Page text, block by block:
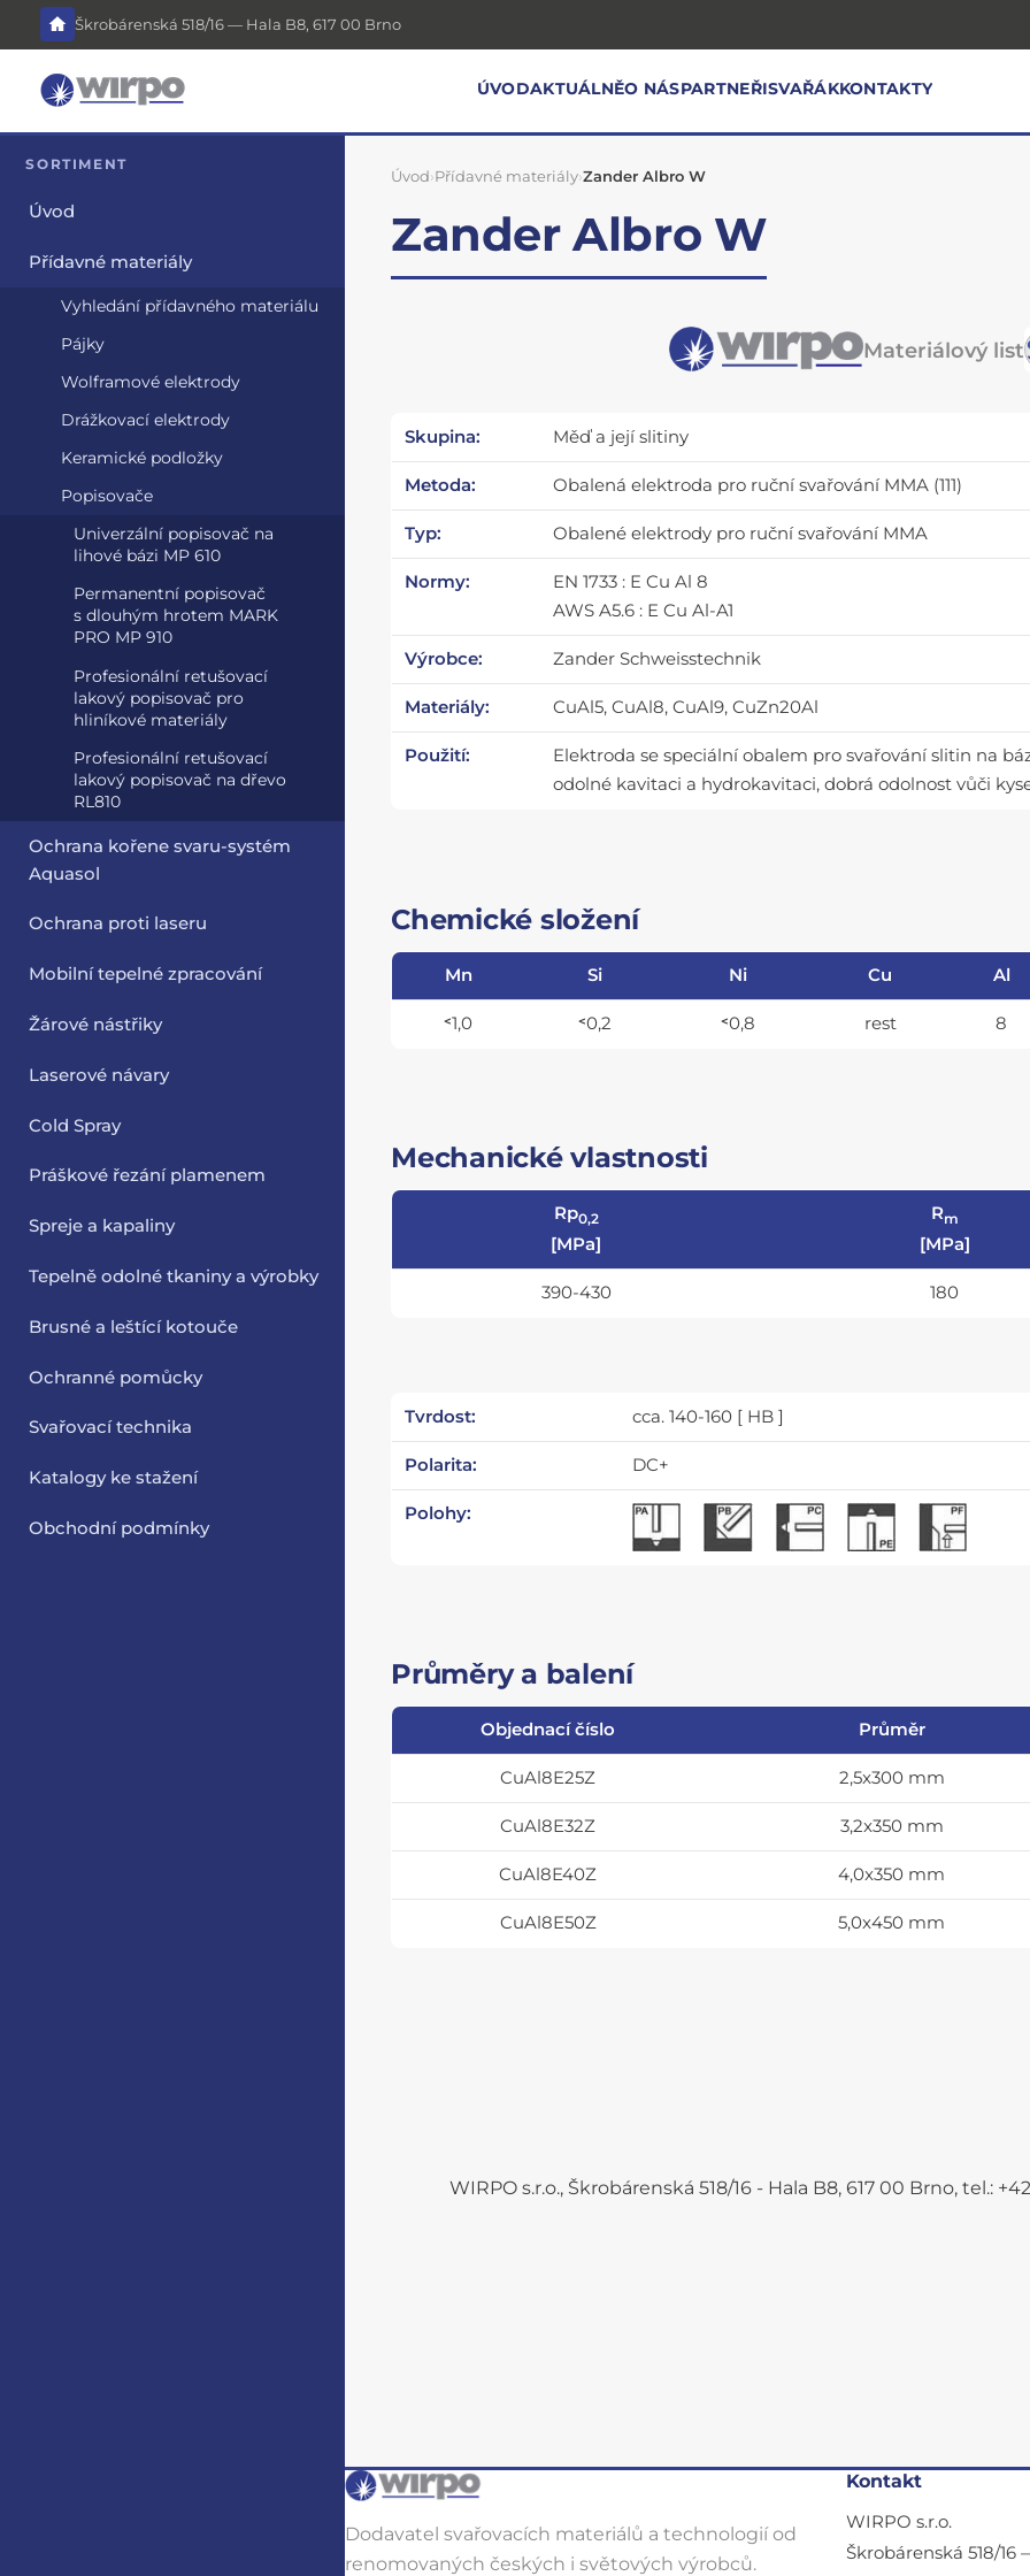
Škrobárenská 518/16 — Hala B8, 617 00 Brno
ÚVODAKTUÁLNĚO NÁSPARTNEŘISVAŘÁKKONTAKTY
SORTIMENT
Úvod
Přídavné materiály
Vyhledání přídavného materiálu
Pájky
Wolframové elektrody
Drážkovací elektrody
Keramické podložky
Popisovače
Univerzální popisovač na
lihové bázi MP 610
Permanentní popisovač
s dlouhým hrotem MARK
PRO MP 910
Profesionální retušovací
lakový popisovač pro
hliníkové materiály
Profesionální retušovací
lakový popisovač na dřevo
RL810
Ochrana kořene svaru-systém
Aquasol
Ochrana proti laseru
Mobilní tepelné zpracování
Žárové nástřiky
Laserové návary
Cold Spray
Práškové řezání plamenem
Spreje a kapaliny
Tepelně odolné tkaniny a výrobky
Brusné a leštící kotouče
Ochranné pomůcky
Svařovací technika
Katalogy ke stažení
Obchodní podmínky
Úvod›Přídavné materiály›Zander Albro W
Zander Albro W
Materiálový list
Skupina: Měď a její slitiny
Metoda: Obalená elektroda pro ruční svařování MMA (111)
Typ: Obalené elektrody pro ruční svařování MMA
Normy:
EN 1733 : E Cu Al 8
AWS A5.6 : E Cu Al-A1
Výrobce: Zander Schweisstechnik
Materiály: CuAl5, CuAl8, CuAl9, CuZn20Al
Použití:
Elektroda se speciální obalem pro svařování slitin na
odolné kavitaci a hydrokavitaci, dobrá odolnost vůči
Chemické složení
Mn Si Ni Cu Al
˂1,0 ˂0,2 ˂0,8 rest 8
Mechanické vlastnosti
Rp0,2
[MPa]
Rm
[MPa]
390-430 180
Tvrdost: cca. 140-160 [ HB ]
Polarita: DC+
Polohy:
Průměry a balení
Objednací číslo Průměr
CuAl8E25Z 2,5x300 mm
CuAl8E32Z 3,2x350 mm
CuAl8E40Z 4,0x350 mm
CuAl8E50Z 5,0x450 mm
WIRPO s.r.o., Škrobárenská 518/16 - Hala B8, 617 00 Brno, tel.:
Dodavatel svařovacích materiálů a technologií od
renomovaných českých i světových výrobců.
Kontakt
WIRPO s.r.o.
Škrobárenská 518/16